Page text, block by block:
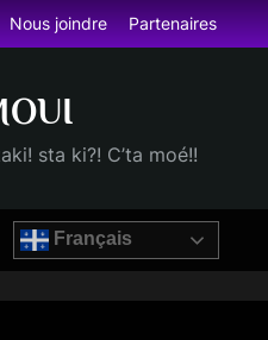
Nous joindre Partenaires
sta ki?! C’ta moé!!
Français